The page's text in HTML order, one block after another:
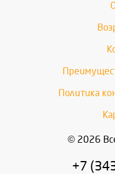
Политика
© 2026
+7